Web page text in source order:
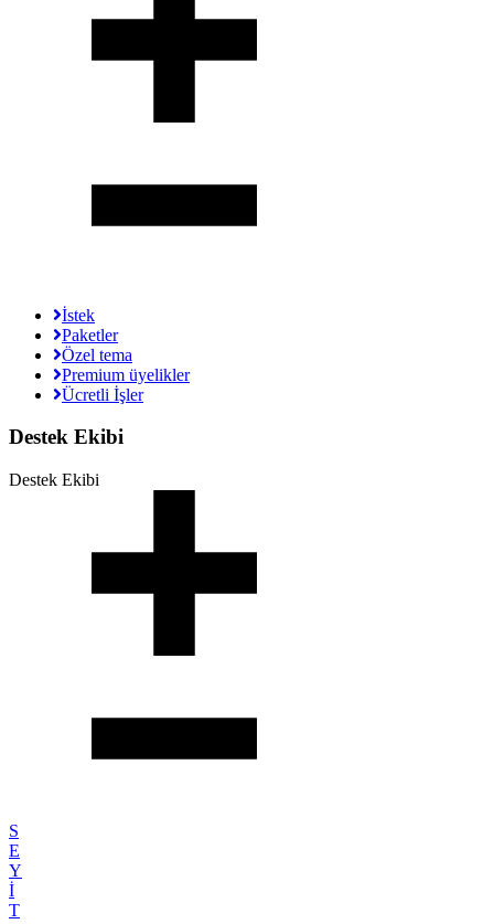
İstek
Paketler
Özel tema
Premium üyelikler
Ücretli İşler
Destek Ekibi
Destek Ekibi
S
E
Y
İ
T